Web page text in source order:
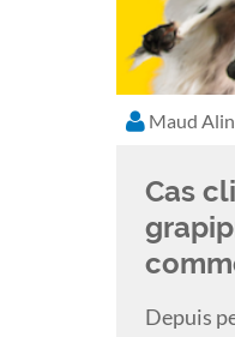
Maud Aline
Cas
Depuis